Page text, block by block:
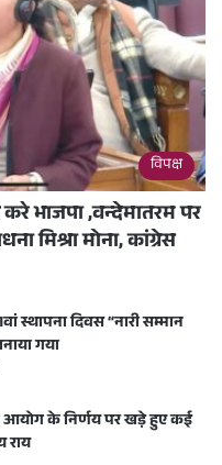
विपक्ष
भाजपा ,वन्देमातरम पर
मिश्रा मोना, कांग्रेस
स्थापना दिवस “नारी सम्मान
गया
आयोग के निर्णय पर खड़े हुए कई
राय